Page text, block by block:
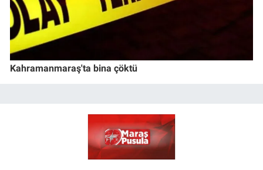
Kahramanmaraş'ta bina çöktü